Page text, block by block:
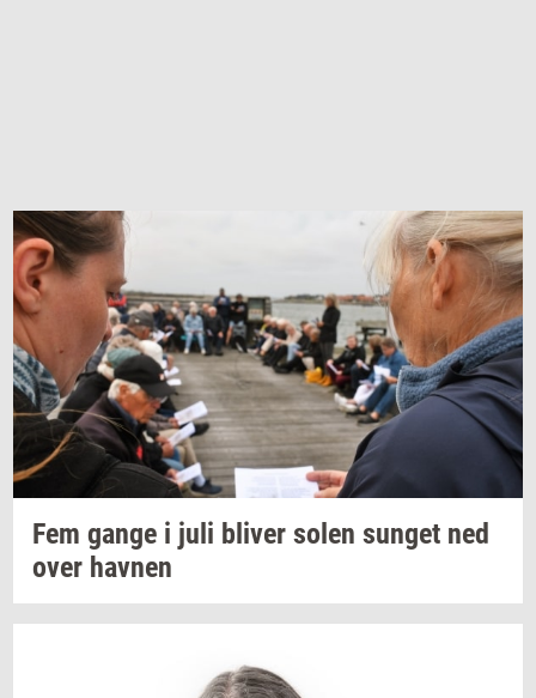
Fem gange i juli bli­ver solen sun­get ned
over hav­nen